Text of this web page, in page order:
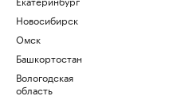
Новосибирск
Омск
Башкортостан
Вологодская
область